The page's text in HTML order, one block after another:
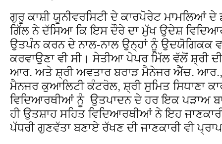
ਗੁਰੂ ਕਾਸ਼ੀ ਯੂਨੀਵਰਸਿਟੀ ਦੇ ਕਾਰਪੋਰੇਟ ਮਾਮਲਿਆਂ
ਗਿੱਲ ਨੇ ਦੱਸਿਆ ਕਿ ਇਸ ਦੌਰੇ ਦਾ ਮੁੱਖ ਉਦੇਸ਼
ਉਤਪੰਨ ਕਰਨ ਦੇ ਨਾਲ-ਨਾਲ ਉਨ੍ਹਾਂ ਨੂੰ ਉਦਯੋਗਿਕਕ
ਕਰਵਾਉਣਾ ਵੀ ਸੀ। ਸੇਤੀਆ ਪੇਪਰ ਮਿੱਲ ਵੱਲੋਂ ਸ਼੍ਰੀ
ਆਰ. ਅਤੇ ਸ਼੍ਰੀ ਅਵਤਾਰ ਬਰਾੜ ਮੈਨੇਜਰ ਐੱਚ. ਆਰ.,
ਮੈਨਜਰ ਕੁਆਲਿਟੀ ਕੰਟਰੋਲ, ਸ਼੍ਰੀ ਸੁਮਿਤ ਸਿਧਾਣਾ
ਵਿਦਿਆਰਥੀਆਂ ਨੂੰ ਉਤਪਾਦਨ ਦੇ ਹਰ ਇਕ ਪੜਾਅ
ਹੀ ਉਤਸ਼ਾਹ ਸਹਿਤ ਵਿਦਿਆਰਥੀਆਂ ਨੇ ਇਹ
ਪੱਧਰੀ ਗੁਣਵੱਤਾ ਬਣਾਏ ਰੱਖਣ ਦੀ ਜਾਣਕਾਰੀ ਵੀ